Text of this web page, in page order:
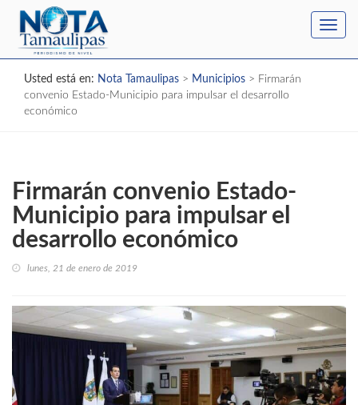
Usted está en: Nota Tamaulipas > Municipios > Firmarán
convenio Estado-Municipio para impulsar el desarrollo
económico
Firmarán convenio Estado-
Municipio para impulsar el
desarrollo económico
lunes, 21 de enero de 2019